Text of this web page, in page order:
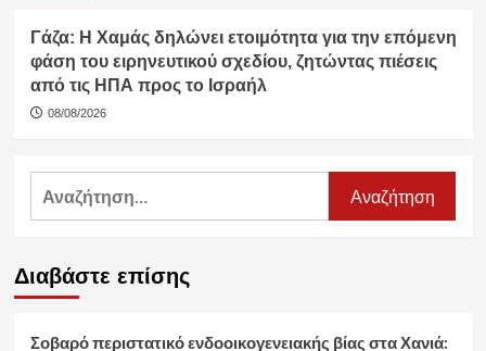
Γάζα: Η Χαμάς δηλώνει ετοιμότητα για την επόμενη
φάση του ειρηνευτικού σχεδίου, ζητώντας πιέσεις
από τις ΗΠΑ προς το Ισραήλ
08/08/2026
Αναζήτηση
Διαβάστε επίσης
Σοβαρό περιστατικό ενδοοικογενειακής βίας στα Χανιά: